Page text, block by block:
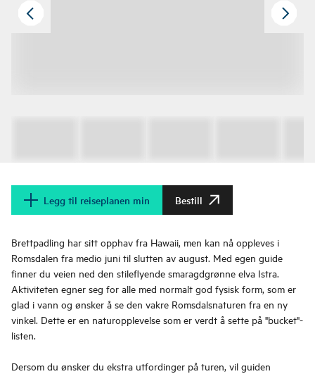
Legg til reiseplanen min Bestill
Brettpadling har sitt opphav fra Hawaii, men kan nå oppleves i
Romsdalen fra medio juni til slutten av august. Med egen guide
finner du veien ned den stileflyende smaragdgrønne elva Istra.
Aktiviteten egner seg for alle med normalt god fysisk form, som er
glad i vann og ønsker å se den vakre Romsdalsnaturen fra en ny
vinkel. Dette er en naturopplevelse som er verdt å sette på "bucket"-
listen.
Dersom du ønsker du ekstra utfordinger på turen, vil guiden